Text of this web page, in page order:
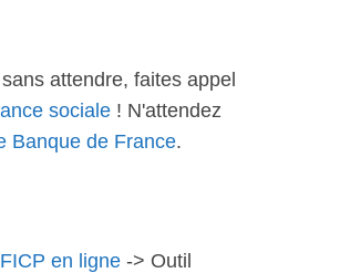
attendre, faites appel
sociale ! N'attendez
Banque de France.
en ligne -> Outil